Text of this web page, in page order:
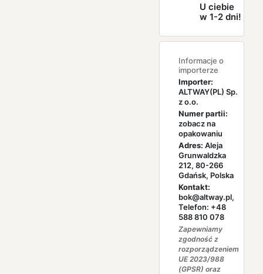
U ciebie
w 1-2 dni!
Informacje o
importerze
Importer:
ALTWAY(PL) Sp.
z o.o.
Numer partii:
zobacz na
opakowaniu
Adres: Aleja
Grunwaldzka
212, 80-266
Gdańsk, Polska
Kontakt:
bok@altway.pl,
Telefon: +48
588 810 078
Zapewniamy
zgodność z
rozporządzeniem
UE 2023/988
(GPSR) oraz